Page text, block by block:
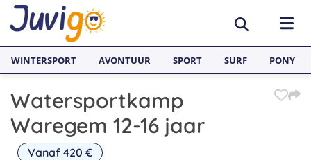
BESTEMMINGEN
België
SURFKAMPEN
WINTERSPORT AVONTUUR SPORT SURF PONY
Watersportkamp
Waregem 12-16 jaar
Vanaf 420 €